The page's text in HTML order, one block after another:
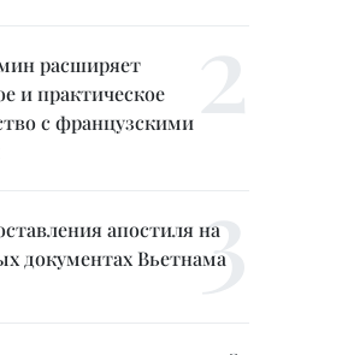
расширяет
и практическое
с французскими
апостиля на
документах Вьетнама